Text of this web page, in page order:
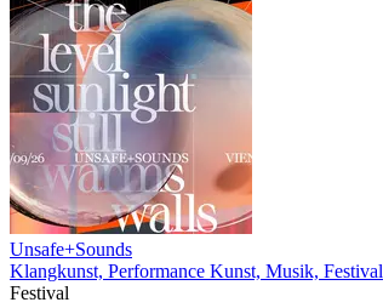
Unsafe+Sounds
Klangkunst, Performance Kunst, Musik, Festival
Festival